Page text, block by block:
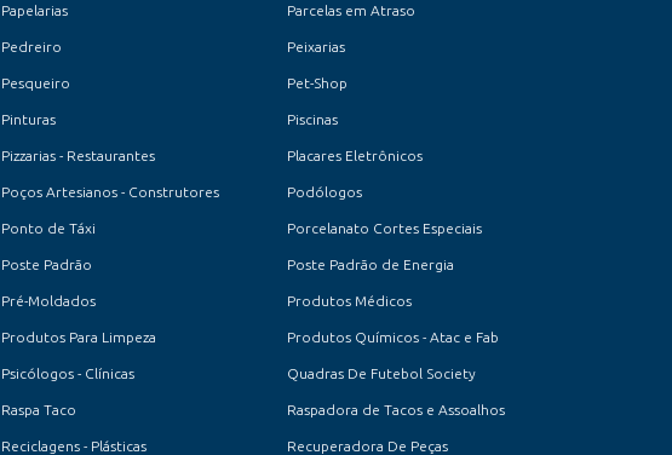
Papelarias Parcelas em Atraso
Pedreiro Peixarias
Pesqueiro Pet-Shop
Pinturas Piscinas
Pizzarias - Restaurantes Placares Eletrônicos
Poços Artesianos - Construtores Podólogos
Ponto de Táxi Porcelanato Cortes Especiais
Poste Padrão Poste Padrão de Energia
Pré-Moldados Produtos Médicos
Produtos Para Limpeza Produtos Químicos - Atac e Fab
Psicólogos - Clínicas Quadras De Futebol Society
Raspa Taco Raspadora de Tacos e Assoalhos
Reciclagens - Plásticas Recuperadora De Peças